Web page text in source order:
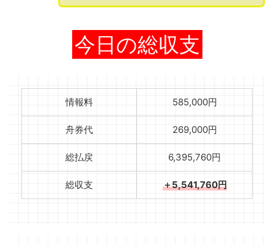
今日の総収支
情報料 585,000円
舟券代 269,000円
総払戻 6,395,760円
総収支 ＋5,541,760円